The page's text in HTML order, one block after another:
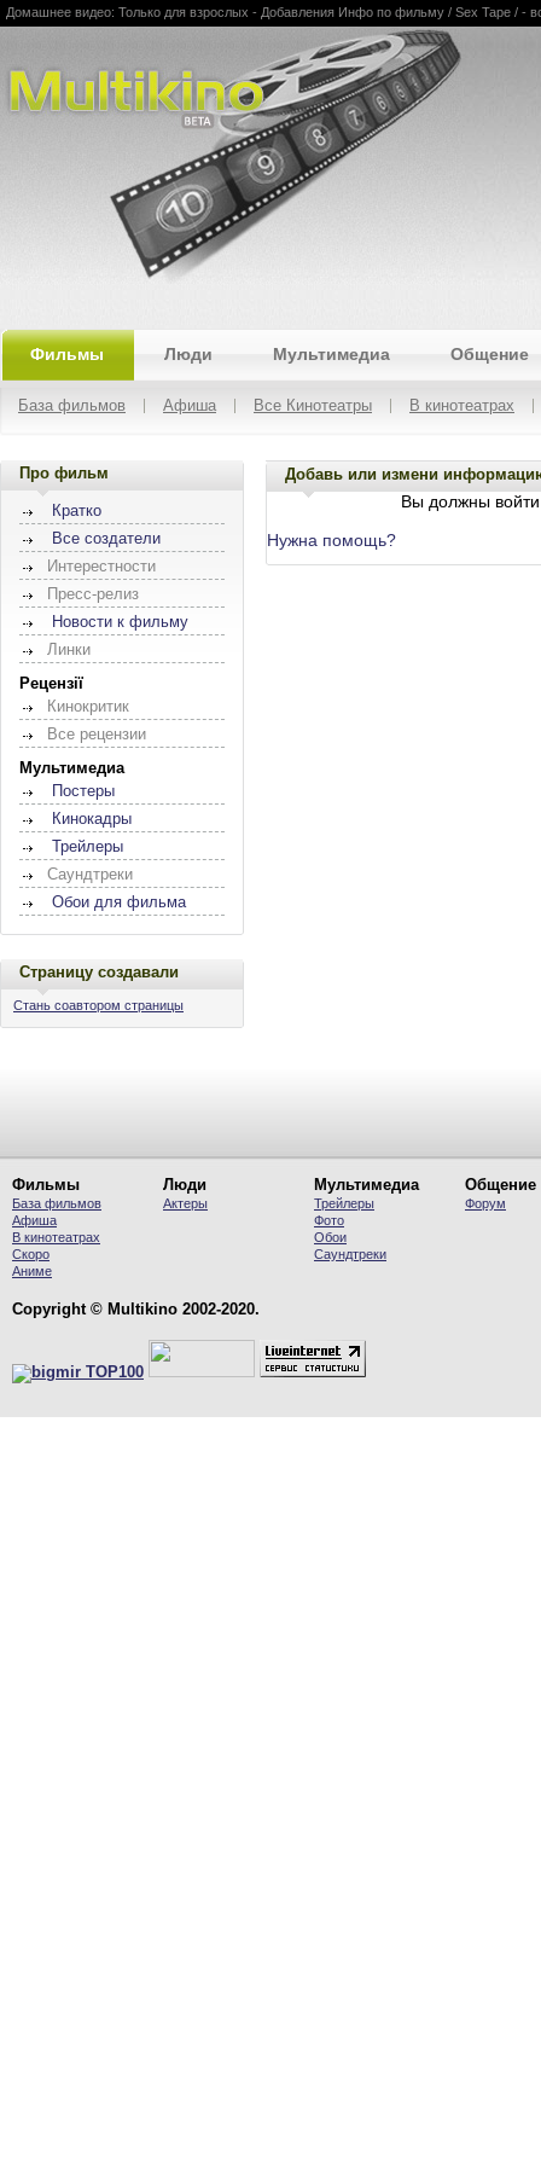
Multikino
Домашнее видео: Только для взрослых - Добавления Инфо по фильму / Sex Tape / -
Фильмы Люди Мультимедиа Общение
База фильмов Афиша Все Кинотеатры В кинотеатрах
Про фильм
Кратко
Все создатели
Интерестности
Пресс-релиз
Новости к фильму
Линки
Рецензії
Кинокритик
Все рецензии
Мультимедиа
Постеры
Кинокадры
Трейлеры
Саундтреки
Обои для фильма
Страницу создавали
Стань соавтором страницы
Добавь или измени
Вы должны
Нужна помощь?
Фильмы
База фильмов
Афиша
В кинотеатрах
Скоро
Аниме
Люди
Актеры
Мультимедиа
Трейлеры
Фото
Обои
Саундтреки
Общение
Форум
Copyright © Multikino 2002-2020.